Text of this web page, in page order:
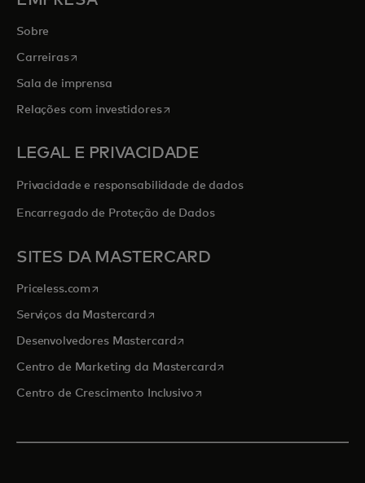
Sobre
Carreirasabre em uma nova guia
Sala de imprensa
Relações com investidoresabre em uma nova guia
LEGAL E PRIVACIDADE
Privacidade e responsabilidade de dados
Encarregado de Proteção de Dados
SITES DA MASTERCARD
Priceless.com abre em uma nova guia
Serviços da Mastercardabre em uma nova guia
Desenvolvedores Mastercardabre em uma nova guia
Centro de Marketing da Mastercardabre em uma nova guia
Centro de Crescimento Inclusivoabre em uma nova guia